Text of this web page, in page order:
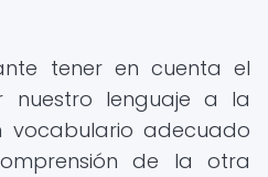
tener en cuenta el
lenguaje a la
vocabulario adecuado
de la otra